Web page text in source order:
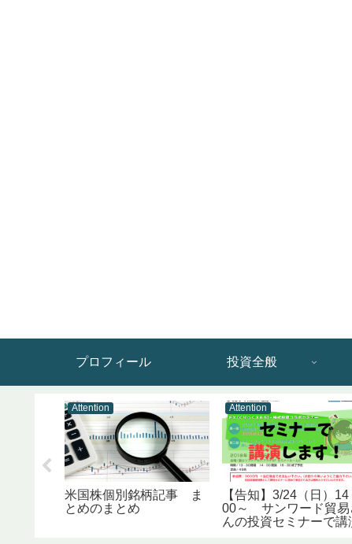
プロフィール 投資全般
Attention
米国株個別銘柄記事 ま
とめのまとめ
Attention
【告知】3/24（日）14
00～ サンワード貿易
んの投資セミナーで講